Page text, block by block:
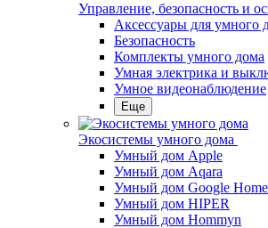
Управление, безопасность и
Аксессуары для умного
Безопасность
Комплекты умного дома
Умная электрика и
Умное видеонаблюдение
Еще
Экосистемы умного дома
Умный дом Apple
Умный дом Aqara
Умный дом Google Home
Умный дом HIPER
Умный дом Hommyn